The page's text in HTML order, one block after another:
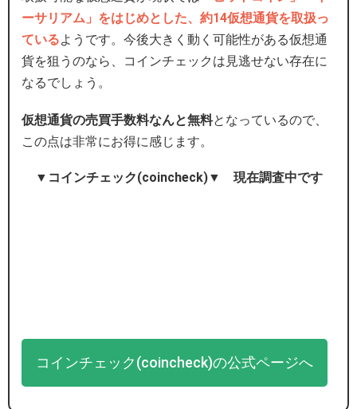
ーサリアム」をはじめとした、約14仮想通貨を取扱っ
ているようです。今後大きく動く可能性がある仮想通
貨を狙うのなら、コインチェックは見逃せない存在に
なるでしょう。
仮想通貨の売買手数料なんと無料となっているので、
この点は非常にお得に感じます。
▼コインチェック(coincheck)▼ 現在調査中です
コインチェック(coincheck)の公式ページへ